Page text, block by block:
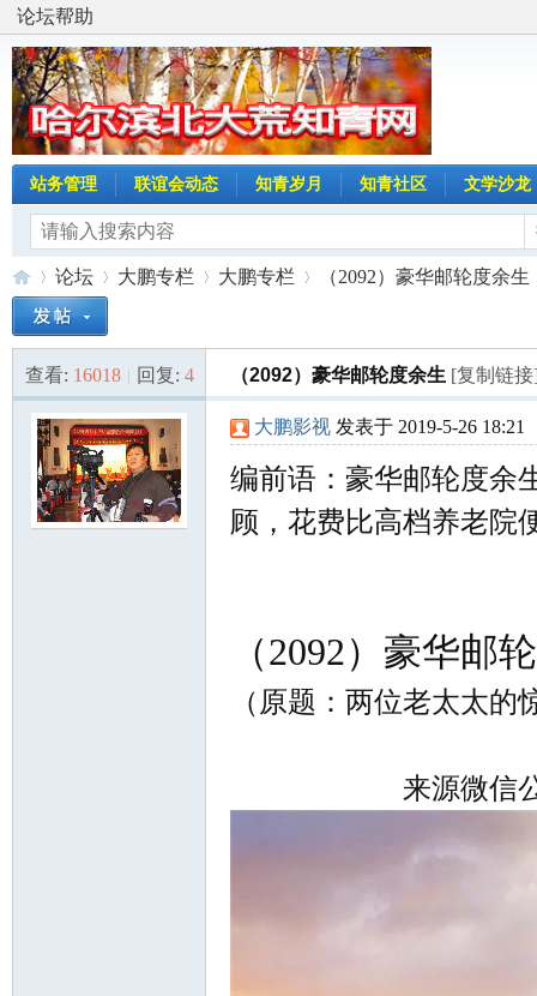
论坛帮助
站务管理 联谊会动态 知青岁月 知青社区 文学沙龙
哈»
论坛
›
大鹏专栏 大鹏专栏
›
（2092）豪华邮轮度余生
查看: 16018 | 回复: 4 （2092）豪华邮轮度余生 [复制链
大鹏影视 发表于 2019-5-26 18:21
编前语：豪华邮轮度余
顾，花费比高档养老院
（2092）豪华邮
（原题：两位老太太
来源微信公众